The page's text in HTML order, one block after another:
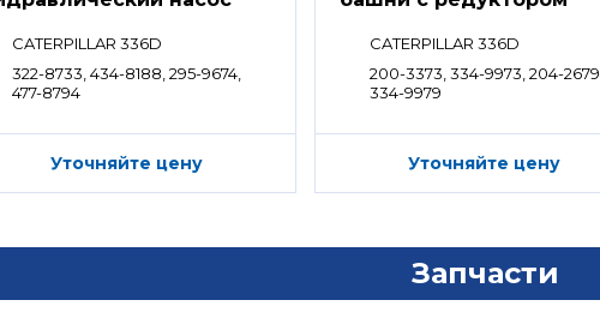
CATERPILLAR 336D
322-8733, 434-8188, 295-9674,
477-8794
Уточняйте цену
CATERPILLAR 336D
200-3373, 334-9973, 204-2679,
334-9979
Уточняйте цену
Запчасти